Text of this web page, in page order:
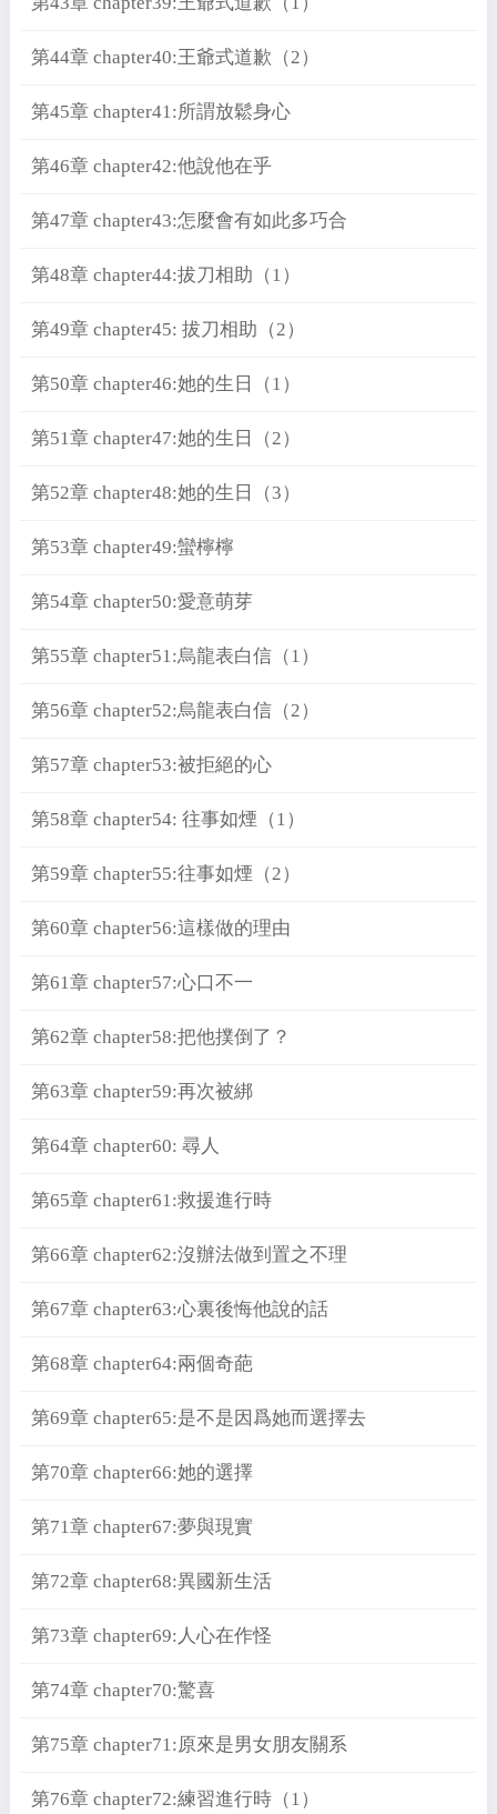
第44章 chapter40:王爺式道歉（2）
第45章 chapter41:所謂放鬆身心
第46章 chapter42:他說他在乎
第47章 chapter43:怎麼會有如此多巧合
第48章 chapter44:拔刀相助（1）
第49章 chapter45: 拔刀相助（2）
第50章 chapter46:她的生日（1）
第51章 chapter47:她的生日（2）
第52章 chapter48:她的生日（3）
第53章 chapter49:蠻檸檸
第54章 chapter50:愛意萌芽
第55章 chapter51:烏龍表白信（1）
第56章 chapter52:烏龍表白信（2）
第57章 chapter53:被拒絕的心
第58章 chapter54: 往事如煙（1）
第59章 chapter55:往事如煙（2）
第60章 chapter56:這樣做的理由
第61章 chapter57:心口不一
第62章 chapter58:把他撲倒了？
第63章 chapter59:再次被綁
第64章 chapter60: 尋人
第65章 chapter61:救援進行時
第66章 chapter62:沒辦法做到置之不理
第67章 chapter63:心裏後悔他說的話
第68章 chapter64:兩個奇葩
第69章 chapter65:是不是因爲她而選擇去
第70章 chapter66:她的選擇
第71章 chapter67:夢與現實
第72章 chapter68:異國新生活
第73章 chapter69:人心在作怪
第74章 chapter70:驚喜
第75章 chapter71:原來是男女朋友關系
第76章 chapter72:練習進行時（1）